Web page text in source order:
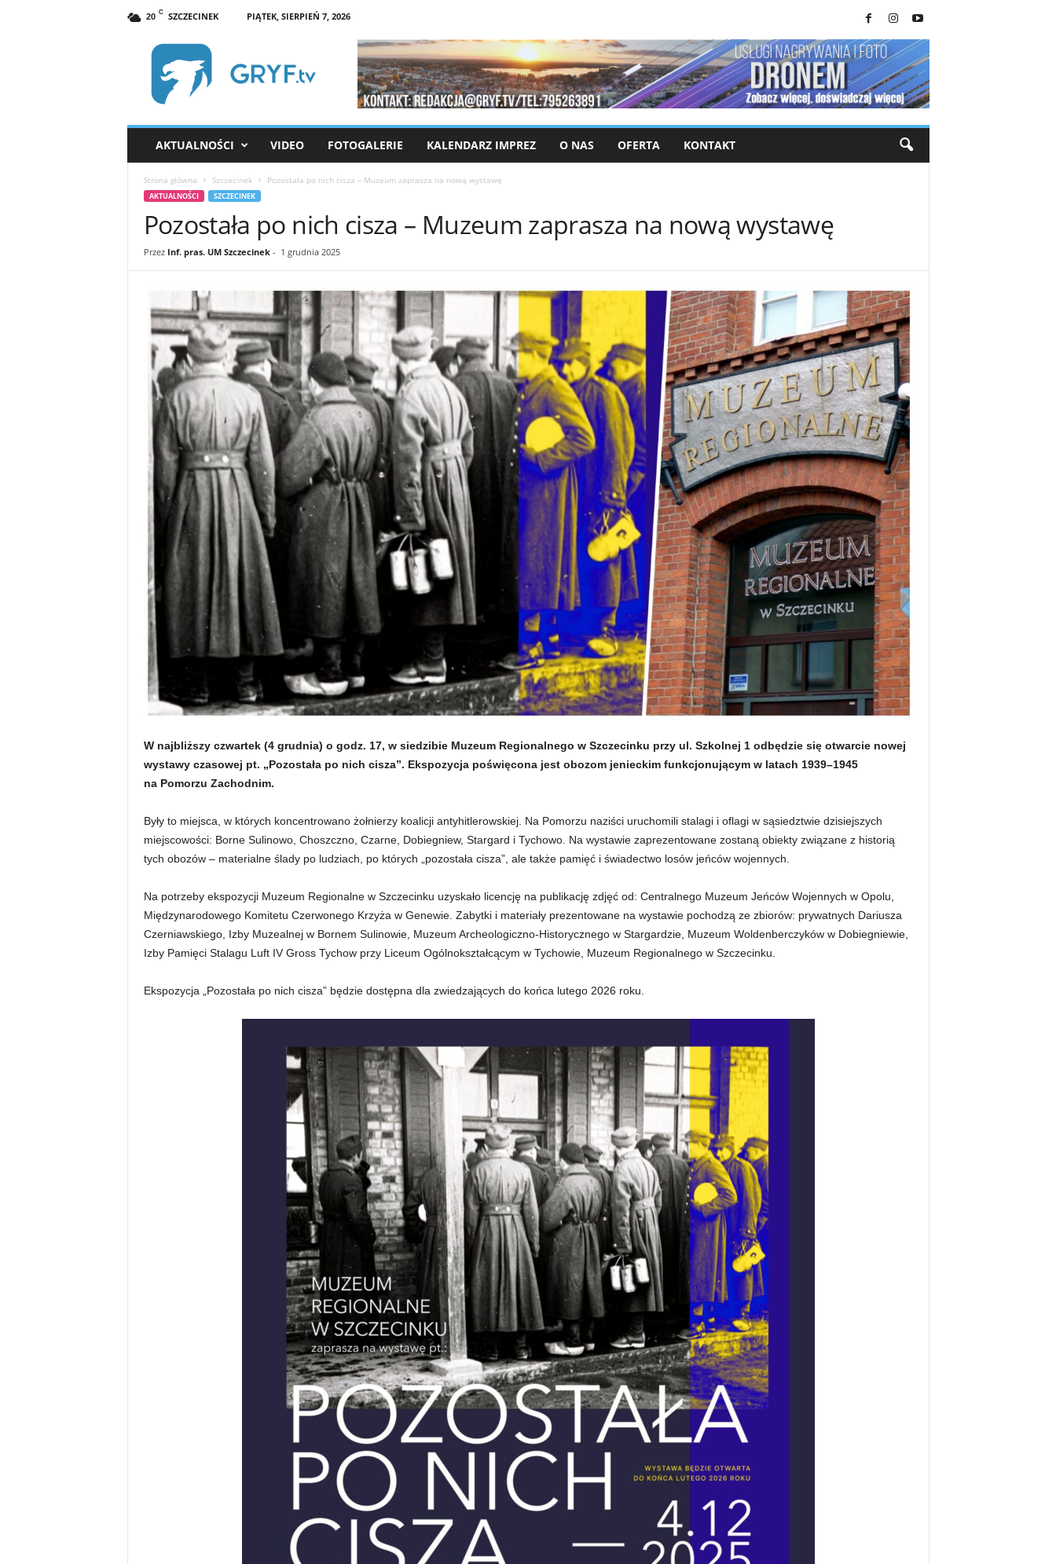
20 C SZCZECINEK
PIĄTEK, SIERPIEŃ 7, 2026
n
AKTUALNOŚCI VIDEO FOTOGALERIE KALENDARZ IMPREZ O NAS OFERTA KONTAKT
Strona główna Szczecinek Pozostała po nich cisza – Muzeum zaprasza na nową wystawę
AKTUALNOŚCI SZCZECINEK
Pozostała po nich cisza – Muzeum zaprasza na nową wystawę
Przez Inf. pras. UM Szczecinek- 1 grudnia 2025
W najbliższy czwartek (4 grudnia) o godz. 17, w siedzibie Muzeum Regionalnego w Szczecinku przy ul. Szkolnej 1 odbędzie się otwarcie nowej
wystawy czasowej pt. „Pozostała po nich cisza”. Ekspozycja poświęcona jest obozom jenieckim funkcjonującym w latach 1939–1945
na Pomorzu Zachodnim.
Były to miejsca, w których koncentrowano żołnierzy koalicji antyhitlerowskiej. Na Pomorzu naziści uruchomili stalagi i oflagi w sąsiedztwie dzisiejszych
miejscowości: Borne Sulinowo, Choszczno, Czarne, Dobiegniew, Stargard i Tychowo. Na wystawie zaprezentowane zostaną obiekty związane z historią
tych obozów – materialne ślady po ludziach, po których „pozostała cisza”, ale także pamięć i świadectwo losów jeńców wojennych.
Na potrzeby ekspozycji Muzeum Regionalne w Szczecinku uzyskało licencję na publikację zdjęć od: Centralnego Muzeum Jeńców Wojennych w Opolu,
Międzynarodowego Komitetu Czerwonego Krzyża w Genewie. Zabytki i materiały prezentowane na wystawie pochodzą ze zbiorów: prywatnych Dariusza
Czerniawskiego, Izby Muzealnej w Bornem Sulinowie, Muzeum Archeologiczno-Historycznego w Stargardzie, Muzeum Woldenberczyków w Dobiegniewie,
Izby Pamięci Stalagu Luft IV Gross Tychow przy Liceum Ogólnokształcącym w Tychowie, Muzeum Regionalnego w Szczecinku.
Ekspozycja „Pozostała po nich cisza” będzie dostępna dla zwiedzających do końca lutego 2026 roku.